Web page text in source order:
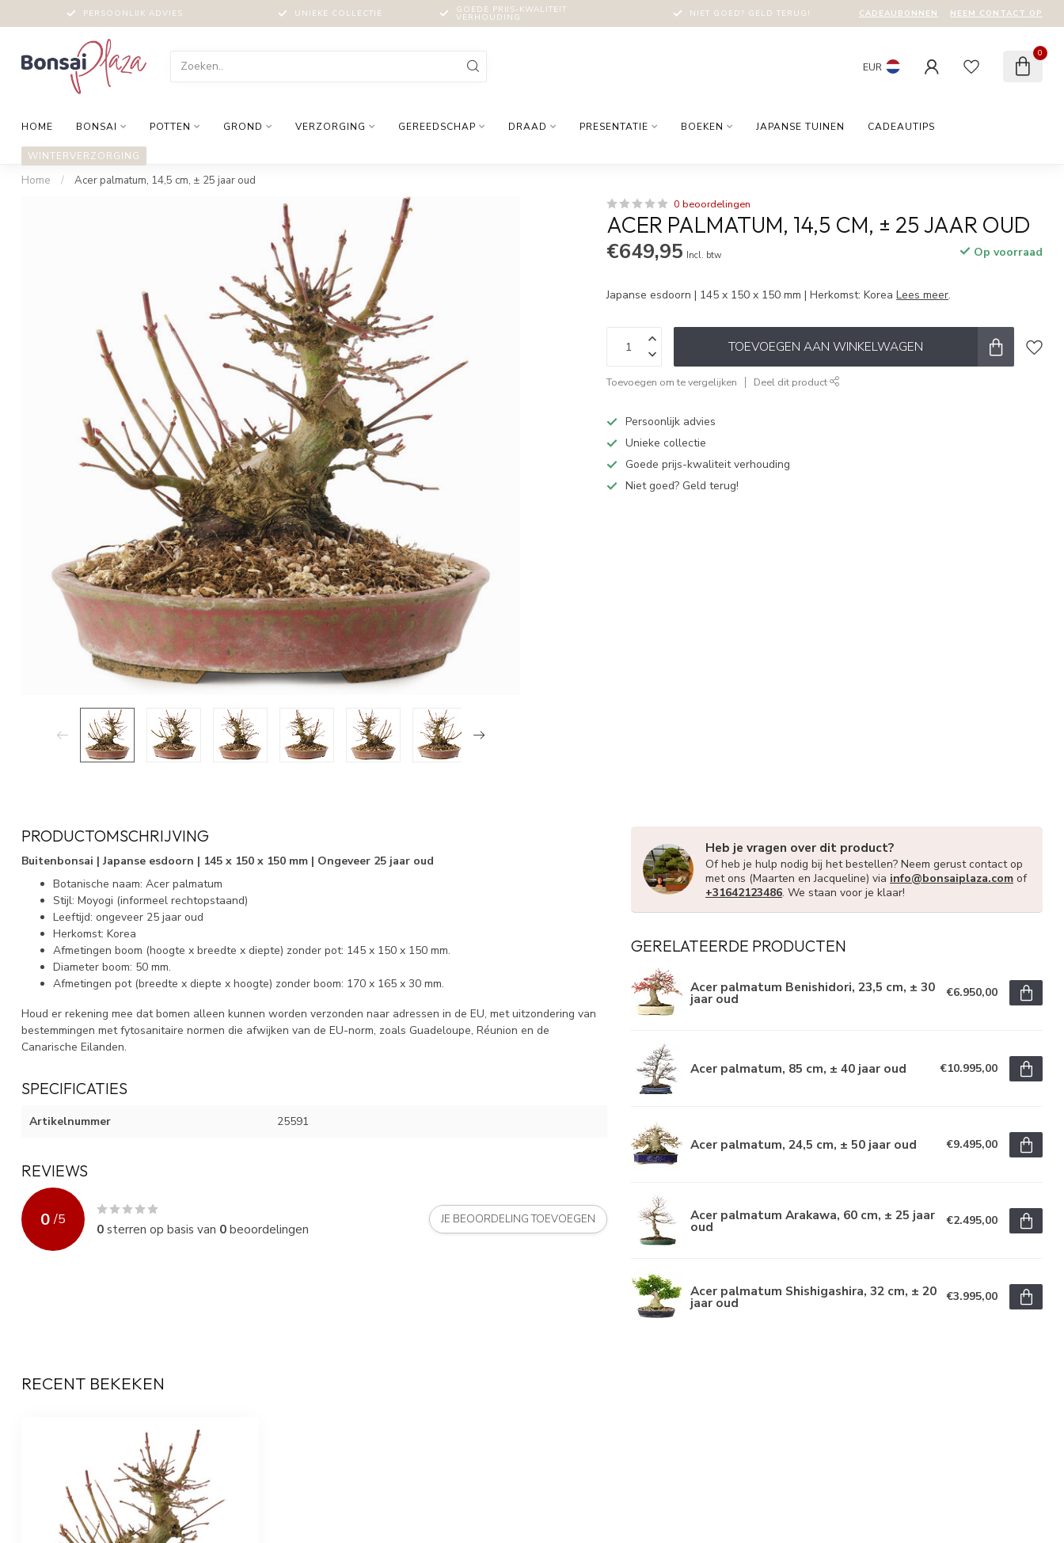
PERSOONLIJK ADVIES UNIEKE COLLECTIE GOEDE PRIJS-KWALITEIT
VERHOUDING NIET GOED? GELD TERUG! CADEAUBONNEN NEEM CONTACT OP
EUR
0
HOME BONSAI POTTEN GROND VERZORGING GEREEDSCHAP DRAAD PRESENTATIE BOEKEN JAPANSE TUINEN CADEAUTIPS
WINTERVERZORGING
Home / Acer palmatum, 14,5 cm, ± 25 jaar oud
0 beoordelingen
ACER PALMATUM, 14,5 CM, ± 25 JAAR OUD
€649,95 Incl. btw Op voorraad
Japanse esdoorn | 145 x 150 x 150 mm | Herkomst: KoreaLees meer.
TOEVOEGEN AAN WINKELWAGEN
Toevoegen om te vergelijken Deel dit product
Persoonlijk advies
Unieke collectie
Goede prijs-kwaliteit verhouding
Niet goed? Geld terug!
PRODUCTOMSCHRIJVING
Buitenbonsai | Japanse esdoorn | 145 x 150 x 150 mm | Ongeveer 25 jaar oud
Botanische naam: Acer palmatum
Stijl: Moyogi (informeel rechtopstaand)
Leeftijd: ongeveer 25 jaar oud
Herkomst: Korea
Afmetingen boom (hoogte x breedte x diepte) zonder pot: 145 x 150 x 150 mm.
Diameter boom: 50 mm.
Afmetingen pot (breedte x diepte x hoogte) zonder boom: 170 x 165 x 30 mm.
Houd er rekening mee dat bomen alleen kunnen worden verzonden naar adressen in de EU, met uitzondering van
bestemmingen met fytosanitaire normen die afwijken van de EU-norm, zoals Guadeloupe, Réunion en de
Canarische Eilanden.
SPECIFICATIES
Artikelnummer 25591
REVIEWS
0 /5
0sterren op basis van 0beoordelingen
JE BEOORDELING TOEVOEGEN
Heb je vragen over dit product?
Of heb je hulp nodig bij het bestellen? Neem gerust contact op
met ons (Maarten en Jacqueline) via info@bonsaiplaza.com of
+31642123486. We staan voor je klaar!
GERELATEERDE PRODUCTEN
Acer palmatum Benishidori, 23,5 cm, ± 30
jaar oud €6.950,00
Acer palmatum, 85 cm, ± 40 jaar oud €10.995,00
Acer palmatum, 24,5 cm, ± 50 jaar oud €9.495,00
Acer palmatum Arakawa, 60 cm, ± 25 jaar
oud €2.495,00
Acer palmatum Shishigashira, 32 cm, ± 20
jaar oud €3.995,00
RECENT BEKEKEN